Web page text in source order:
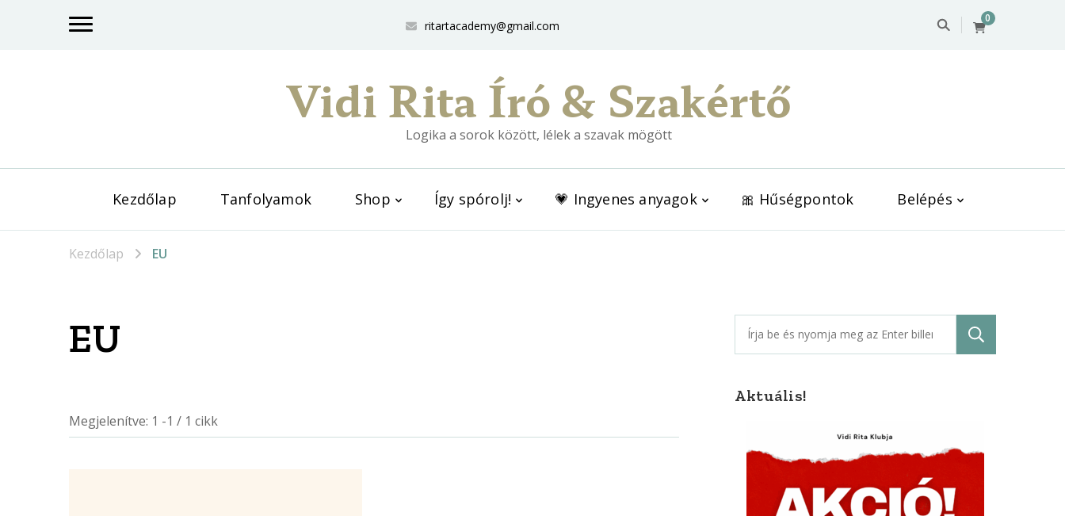
ritartacademy@gmail.com
0
Vidi Rita Író & Szakértő
Logika a sorok között, lélek a szavak mögött
Kezdőlap Tanfolyamok Shop Így spórolj! 💗 Ingyenes anyagok 🎀 Hűségpontok Belépés
Kezdőlap EU
EU
Megjelenítve: 1 -1 / 1 cikk
Keresés:
Aktuális!